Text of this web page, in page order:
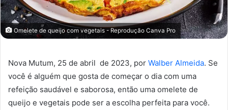
Omelete de queijo com vegetais - Reprodução Canva Pro
Nova Mutum, 25 de abril de 2023, por Walber Almeida. Se
você é alguém que gosta de começar o dia com uma
refeição saudável e saborosa, então uma omelete de
queijo e vegetais pode ser a escolha perfeita para você.